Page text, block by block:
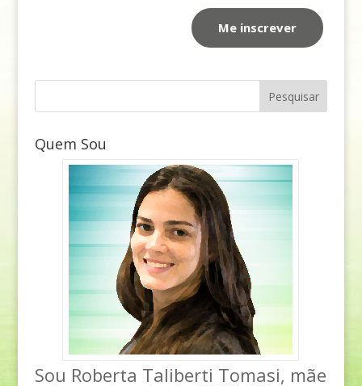
Quem Sou
Sou Roberta Taliberti Tomasi, mãe